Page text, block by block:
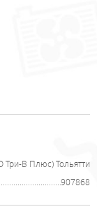
В Плюс) Тольятти
907868